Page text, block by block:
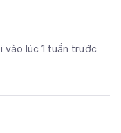
vào lúc 1 tuần trước